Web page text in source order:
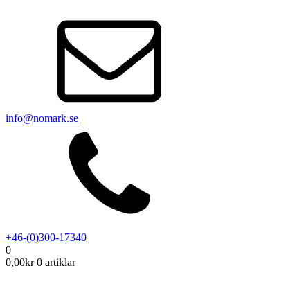
info@nomark.se
+46-(0)300-17340
0
0,00kr 0 artiklar